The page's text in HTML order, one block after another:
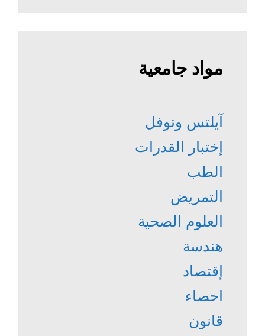
مواد جامعية
آيلتس وتوفل
إختبار القدرات
الطب
التمريض
العلوم الصحية
هندسة
إقتصاد
احصاء
قانون